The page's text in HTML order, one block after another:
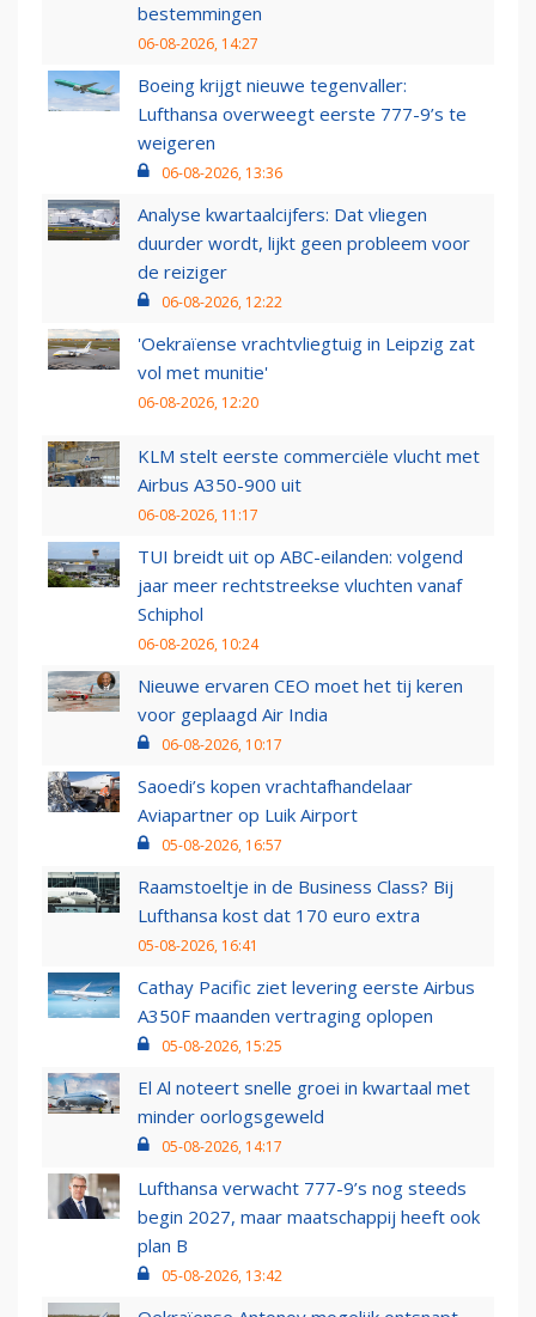
bestemmingen
06-08-2026, 14:27
Boeing krijgt nieuwe tegenvaller:
Lufthansa overweegt eerste 777-9’s te
weigeren
06-08-2026, 13:36
Analyse kwartaalcijfers: Dat vliegen
duurder wordt, lijkt geen probleem voor
de reiziger
06-08-2026, 12:22
'Oekraïense vrachtvliegtuig in Leipzig zat
vol met munitie'
06-08-2026, 12:20
KLM stelt eerste commerciële vlucht met
Airbus A350-900 uit
06-08-2026, 11:17
TUI breidt uit op ABC-eilanden: volgend
jaar meer rechtstreekse vluchten vanaf
Schiphol
06-08-2026, 10:24
Nieuwe ervaren CEO moet het tij keren
voor geplaagd Air India
06-08-2026, 10:17
Saoedi’s kopen vrachtafhandelaar
Aviapartner op Luik Airport
05-08-2026, 16:57
Raamstoeltje in de Business Class? Bij
Lufthansa kost dat 170 euro extra
05-08-2026, 16:41
Cathay Pacific ziet levering eerste Airbus
A350F maanden vertraging oplopen
05-08-2026, 15:25
El Al noteert snelle groei in kwartaal met
minder oorlogsgeweld
05-08-2026, 14:17
Lufthansa verwacht 777-9’s nog steeds
begin 2027, maar maatschappij heeft ook
plan B
05-08-2026, 13:42